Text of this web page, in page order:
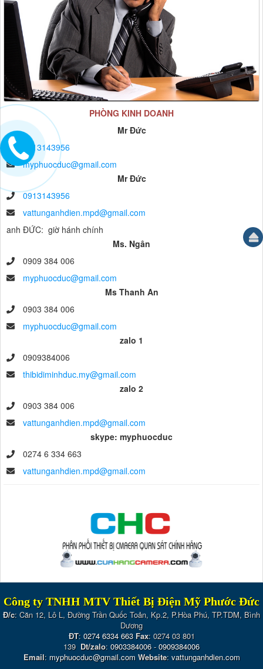
PHÒNG KINH DOANH
Mr Đức
0913143956
myphuocduc@gmail.com
Mr Đức
0913143956
vattunganhdien.mpd@gmail.com
anh ĐỨC: giờ hánh chính
Ms. Ngân
0909 384 006
myphuocduc@gmail.com
Ms Thanh An
0903 384 006
myphuocduc@gmail.com
zalo 1
0909384006
thibidiminhduc.my@gmail.com
zalo 2
0903 384 006
vattunganhdien.mpd@gmail.com
skype: myphuocduc
0274 6 334 663
vattunganhdien.mpd@gmail.com
Công ty TNHH MTV Thiết Bị Điện Mỹ Phước Đức
Đ/c: Căn 12, Lô L, Đường Trần Quốc Toản, Kp.2, P.Hòa Phú, TP.TDM, Bình
Dương
ĐT: 0274 6334 663 Fax: 0274 03 801
139 Dt/zalo: 0903384006-0909384006
Email: myphuocduc@gmail.com Website: vattunganhdien.com